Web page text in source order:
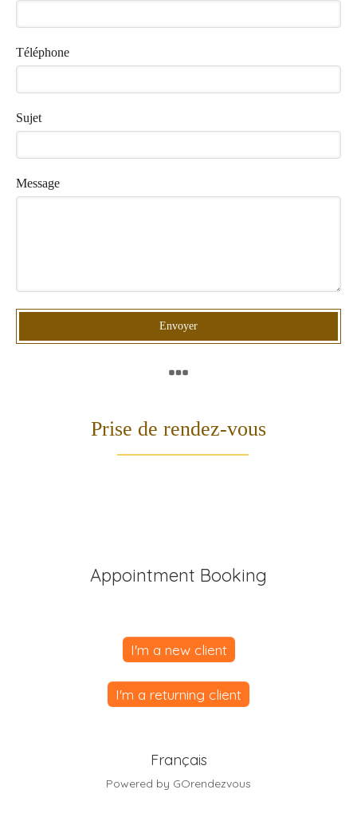
Téléphone
Sujet
Message
Envoyer
Prise de rendez-vous